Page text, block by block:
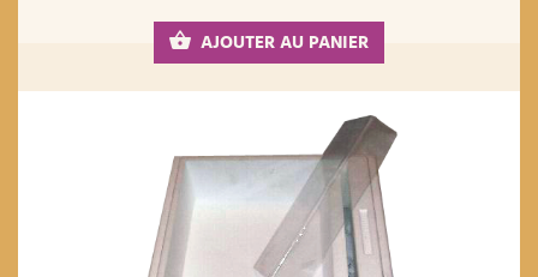
AJOUTER AU PANIER